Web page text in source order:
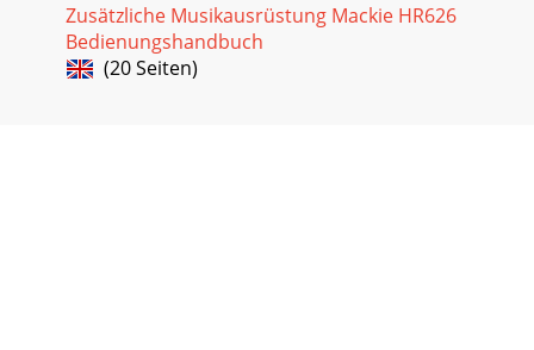
Zusätzliche Musikausrüstung Mackie HR626
Bedienungshandbuch
(20 Seiten)